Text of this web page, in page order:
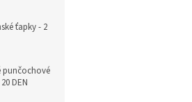
ťapky - 2
punčochové
DEN